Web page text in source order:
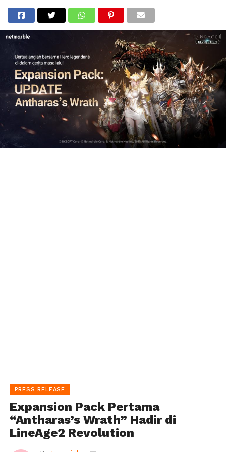
PRESS RELEASE
Expansion Pack Pertama
“Antharas’s Wrath” Hadir di
LineAge2 Revolution